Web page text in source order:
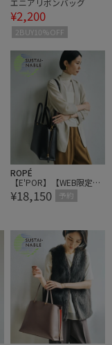
エニアリボンバッグ
¥2,200
2BUY10%OFF
ROPÉ
【E'POR】【WEB限定】
Y BAG Medium+/A4対
応・通勤・26AW
¥18,150 予約